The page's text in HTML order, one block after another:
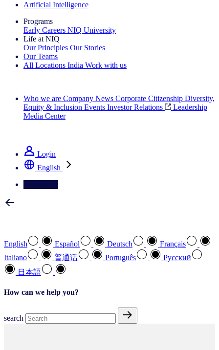
Artificial Intelligence
Programs
Early Careers NIQ University
Life at NIQ
Our Principles Our Stories
Our Teams
All Locations India Work with us
Who we are Company News Corporate Citizenship Diversity,
Equity & Inclusion Events Investor Relations
Leadership
Media Center
Login
English
English Español Deutsch
Français
Italiano
普通话 Português
Pусский
日本語
How can we help you?
search